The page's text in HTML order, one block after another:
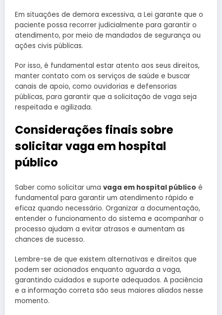
Em situações de demora excessiva, a Lei garante que o
paciente possa recorrer judicialmente para garantir o
atendimento, por meio de mandados de segurança ou
ações civis públicas.
Por isso, é fundamental estar atento aos seus direitos,
manter contato com os serviços de saúde e buscar
canais de apoio, como ouvidorias e defensorias
públicas, para garantir que a solicitação de vaga seja
respeitada e agilizada.
Considerações finais sobre
solicitar vaga em hospital
público
Saber como solicitar uma vaga em hospital público é
fundamental para garantir um atendimento rápido e
eficaz quando necessário. Organizar a documentação,
entender o funcionamento do sistema e acompanhar o
processo ajudam a evitar atrasos e aumentam as
chances de sucesso.
Lembre-se de que existem alternativas e direitos que
podem ser acionados enquanto aguarda a vaga,
garantindo cuidados e suporte adequados. A paciência
e a informação correta são seus maiores aliados nesse
momento.